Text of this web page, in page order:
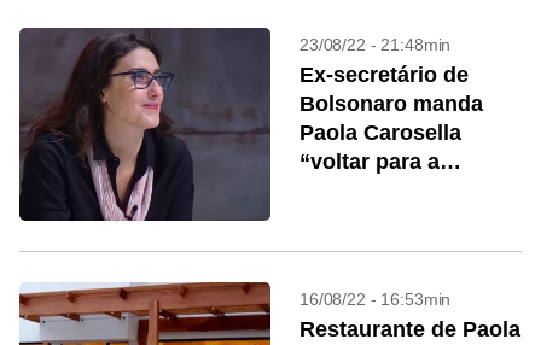
23/08/22 - 21:48min
Ex-secretário de
Bolsonaro manda
Paola Carosella
“voltar para a
16/08/22 - 16:53min
Restaurante de Paola